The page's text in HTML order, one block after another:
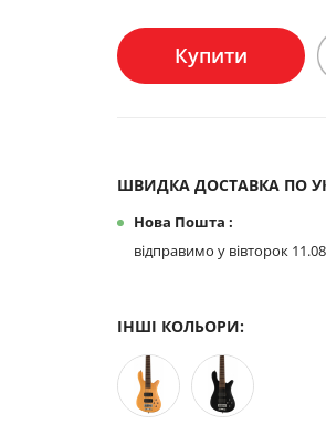
Купити
ШВИДКА ДОСТАВКА ПО
Нова Пошта :
відправимо у вівторок 11.08
ІНШІ КОЛЬОРИ: